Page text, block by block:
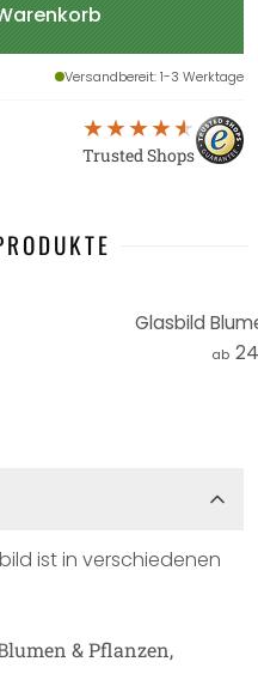
Versandbereit: 1-3 Werktage
Trusted Shops
Glasbild
ab
ist in verschiedenen
& Pflanzen,